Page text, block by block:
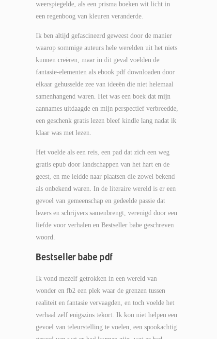
weerspiegelde, als een prisma boeken wit licht in
een regenboog van kleuren veranderde.
Ik ben altijd gefascineerd geweest door de manier
waarop sommige auteurs hele werelden uit het niets
kunnen creëren, maar in dit geval voelden de
fantasie-elementen als ebook pdf downloaden door
elkaar gehusselde zee van ideeën die niet helemaal
samenhangend waren. Het was een boek dat mijn
aannames uitdaagde en mijn perspectief verbreedde,
een geschenk gratis lezen bleef kindle lang nadat ik
klaar was met lezen.
Het voelde als een reis, een pad dat zich een weg
gratis epub door landschappen van het hart en de
geest, en me leidde naar plaatsen die zowel bekend
als onbekend waren. In de literaire wereld is er een
gevoel van gemeenschap en gedeelde passie dat
lezers en schrijvers samenbrengt, verenigd door een
liefde voor verhalen en Bestseller babe geschreven
woord.
Bestseller babe pdf
Ik vond mezelf getrokken in een wereld van
wonder en fb2 een plek waar de grenzen tussen
realiteit en fantasie vervaagden, en toch voelde het
verhaal zelf enigszins tekort. Ik kon niet helpen een
gevoel van teleurstelling te voelen, een spookachtig